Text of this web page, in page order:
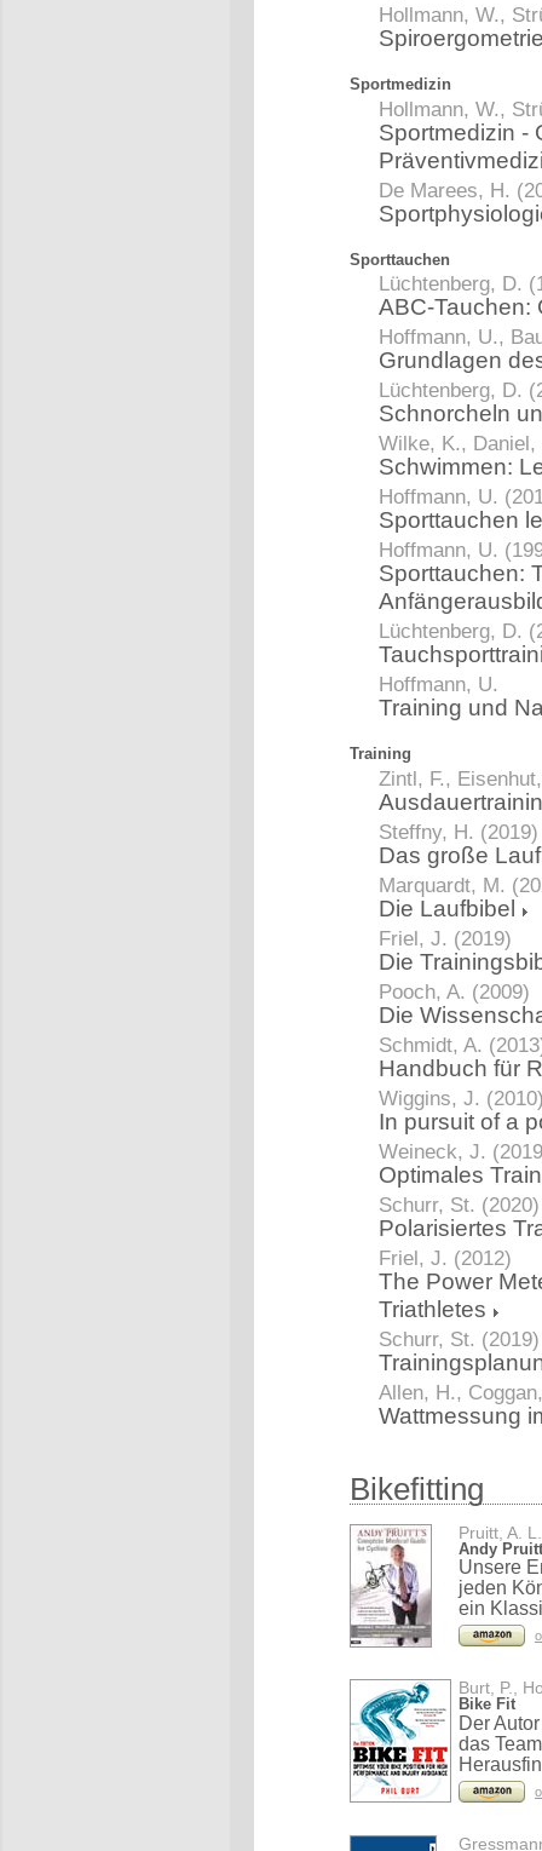
Hollmann, W.,
Sportmedizin
Hollmann, W.,
Sportmedizin -
De Marees, H.
Sporttauchen
Lüchtenberg, D.
ABC-Tauchen:
Hoffmann, U.,
Grundlagen
Lüchtenberg, D.
Schnorcheln
Wilke, K., Daniel,
Schwimmen:
Hoffmann, U.
Sporttauchen
Hoffmann, U.
Sporttauchen:
Lüchtenberg, D.
Hoffmann, U.
Training und
Training
Zintl, F.,
Steffny, H. (2019)
Das große
Marquardt, M.
Die Laufbibel
Friel, J. (2019)
Die
Pooch, A. (2009)
Die
Schmidt, A.
Handbuch für
Wiggins, J.
In pursuit of a
Weineck, J.
Optimales
Schurr, St. (2020)
Polarisiertes
Friel, J. (2012)
The Power
Triathletes
Schurr, St. (2019)
Allen, H.,
Wattmessung
Bikefitting
Pruitt, A.
Andy
Unsere
jeden
ein
Burt, P.,
Bike Fit
Der
das